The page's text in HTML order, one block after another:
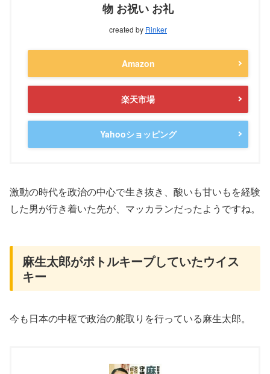
物 お祝い お礼
created by Rinker
Amazon
楽天市場
Yahooショッピング
激動の時代を政治の中心で生き抜き、酸いも甘いもを経験
した男が行き着いた先が、マッカランだったようですね。
麻生太郎がボトルキープしていたウイス
キー
今も日本の中枢で政治の舵取りを行っている麻生太郎。